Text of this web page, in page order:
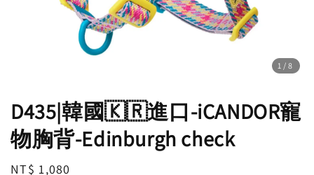
1 /8
D435|韓國🇰🇷進口-iCANDOR寵
物胸背-Edinburgh check
Regular
NT$ 1,080